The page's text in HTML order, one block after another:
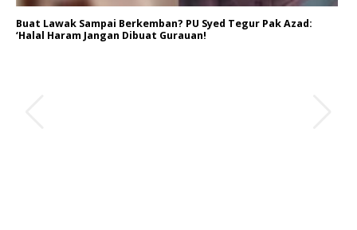
Buat Lawak Sampai Berkemban? PU Syed Tegur Pak Azad:
‘Halal Haram Jangan Dibuat Gurauan!